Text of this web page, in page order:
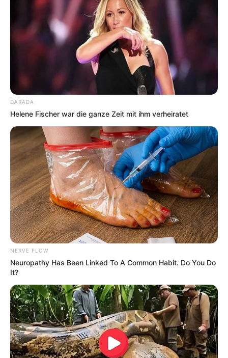
KAMMERTON-Konzerte
Junge Musikpreisträger aus Georgien zu Gast im
J.S.Bach-Haus Bad Hersfeld am Sa, 8.08. und So,
9.08.26. Sie präsentieren Werke von Chopin, Bach,
Moriccone, Horowitz und von georgischen
Komponisten. Veranstalter: Initiative Kammerton.eu
in Berlin in Kooperation mit dem Arbeitskreis für
Musik e.V. in Bad HEF. Eintritt frei - Spenden am
Ausgang für die Konzerte
Stadt/Ort: Bad Hersfeld
Beginn: 08.08.2026 19:00 Uhr
Ende: 08.08.2026 20:20 Uhr
Eintrittspreis: frei
Weitere Informationen:www.afm-hersfeld.de/event-
d...
KAMMERTON-Konzerte
J.S.Bach-Haus Bad Hersfeld am Sa, 8.08. und So,
9.08.26. Sie präsentieren Werke von Chopin, Bach,
Moriccone, Horowitz und von georgischen
Komponisten. Veranstalter: Initiative Kammerton.eu
in Berlin in Kooperation mit dem Arbeitskreis für
Musik e.V. in Bad HEF. Eintritt frei - Spenden am
DARADA
Helene Fischer war die ganze Zeit mit ihm verheiratet
NERVE FLOW
Neuropathy Has Been Linked To A Common Habit. Do You Do
It?